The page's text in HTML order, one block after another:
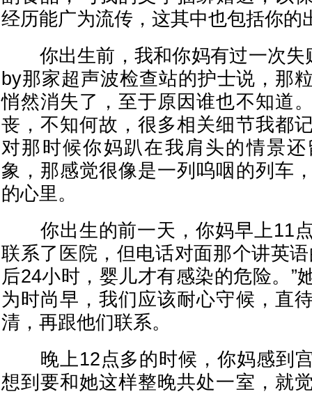
经历能广为流传，这其中也包括你的
你出生前，我和你妈有过一次失
by那家超声波检查站的护士说，那
悄然消失了，至于原因谁也不知道
丧，不知何故，很多相关细节我都
对那时候你妈趴在我肩头的情景
象，那感觉很像是一列呜咽的列车
的心里。
你出生的前一天，你妈早上11点
联系了医院，但电话对面那个讲英
后24小时，婴儿才有感染的危险。”
为时尚早，我们应该耐心守候，直
清，再跟他们联系。
晚上12点多的时候，你妈感到宫
想到要和她这样整晚共处一室，就